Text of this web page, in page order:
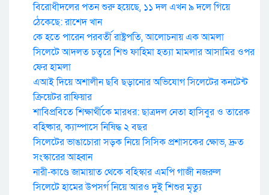
বিরোধীদলের পতন শুরু হয়েছে, ১১ দল এখন ৯ দলে গিয়ে
ঠেকেছে: রাশেদ খান
কে হতে পারেন পরবর্তী রাষ্ট্রপতি, আলোচনায় এক আমলা
সিলেটে আদলত চত্বরে শিশু ফাহিমা হত্যা মামলার আসামির ওপর
ফের হামলা
এআই দিয়ে অশালীন ছবি ছড়ানোর অভিযোগ সিলেটের কনটেন্ট
ক্রিয়েটর রাফিয়ার
শাবিপ্রবিতে শিক্ষার্থীকে মারধর: ছাত্রদল নেতা হাসিবুর ও তারেক
বহিষ্কার, ক্যাম্পাসে নিষিদ্ধ ২ বছর
সিলেটের ভাঙাচোরা সড়ক নিয়ে সিসিক প্রশাসকের ক্ষোভ, দ্রুত
সংস্কারের আহ্বান
নারী-কাণ্ডে জামায়াত থেকে বহিস্কার এমপি গাজী নজরুল
সিলেটে হামের উপসর্গ নিয়ে আরও দুই শিশুর মৃত্যু